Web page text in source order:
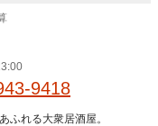
9418
ふれる大衆居酒屋。